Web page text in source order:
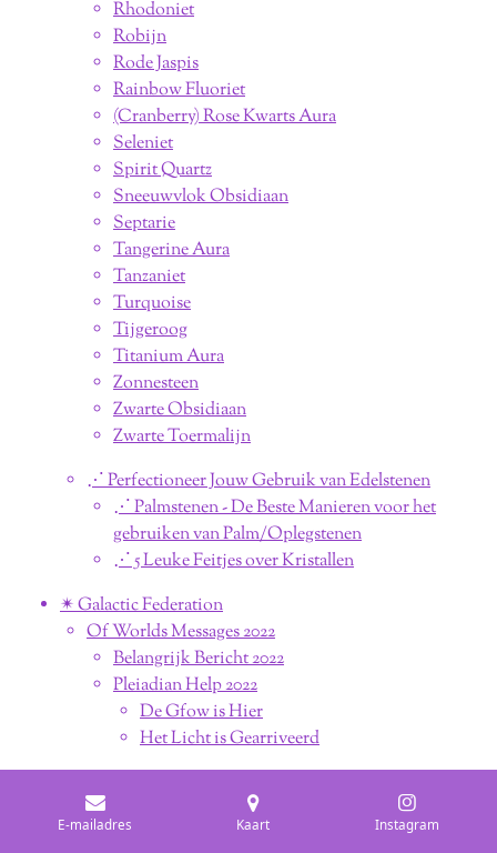
Rhodoniet
Robijn
Rode Jaspis
Rainbow Fluoriet
(Cranberry) Rose Kwarts Aura
Seleniet
Spirit Quartz
Sneeuwvlok Obsidiaan
Septarie
Tangerine Aura
Tanzaniet
Turquoise
Tijgeroog
Titanium Aura
Zonnesteen
Zwarte Obsidiaan
Zwarte Toermalijn
⋰ Perfectioneer Jouw Gebruik van Edelstenen
⋰ Palmstenen - De Beste Manieren voor het
gebruiken van Palm/Oplegstenen
⋰ 5 Leuke Feitjes over Kristallen
✴︎ Galactic Federation
Of Worlds Messages 2022
Belangrijk Bericht 2022
Pleiadian Help 2022
De Gfow is Hier
Het Licht is Gearriveerd
Zijn we klaar voor Ascentie?
De Gebeurtenis / The Event
E-mailadres Kaart Instagram